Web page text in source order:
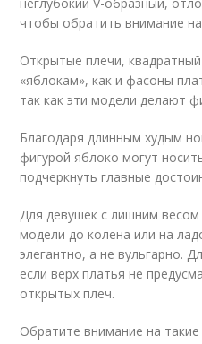
чтобы обратить внимание на
Открытые плечи,
«яблокам», как и фасоны
так как эти модели делают
Благодаря длинным худым
фигурой яблоко могут
подчеркнуть главные
Для девушек с лишним
модели до колена или на
элегантно, а не вульгарно.
если верх платья не
открытых плеч.
Обратите внимание на